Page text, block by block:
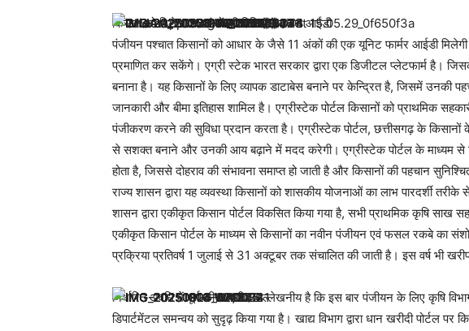
किसान को मिलेगा 11 अंकों की विशिष्ट पहचान आईडी
पंजीयन पश्चात किसानों को आधार के जैसे 11 अंकों की एक यूनिट फार्मर आईडी
प्रमाणित कर सकेंगे। एग्री स्टेक भारत सरकार द्वारा एक डिजीटल प्लेटफार्म है।
बनाना है। यह किसानों के लिए व्यापक डाटाबेस बनाने पर केन्द्रित है, जिसमें उनकी
जानकारी और बीमा इतिहास शामिल है। एग्रीस्टेक पोर्टल किसानों को प्राथमिक
पंजीकरण करने की सुविधा प्रदान करता है। एग्रीस्टेक पोर्टल, छत्तीसगढ़ के
से सशक्त बनाने और उनकी आय बढ़ाने में मदद करेगी। एग्रीस्टेक पोर्टल के माध्यम से
होता है, जिससे दोहराव की संभावना समाप्त हो जाती है और किसानों की पहचान
राज्य शासन द्वारा यह व्यवस्था किसानों को शासकीय योजनाओं का लाभ पारदर्शी
शासन द्वारा एकीकृत किसान पोर्टल विकसित किया गया है, सभी प्राथमिक कृषि साख
एकीकृत किसान पोर्टल के माध्यम से किसानों का नवीन पंजीयन एवं फसल रकबे का
प्रक्रिया प्रतिवर्ष 1 जुलाई से 31 अक्टूबर तक संचालित की जाती है। इस वर्ष भी
निर्धारित अवधि में पूर्ण की जाएगी। उल्लेखनीय है कि इस बार पंजीयन के लिए कृषि
डिपार्टमेंटल समन्वय को सुदृढ़ किया गया है। खाद्य विभाग द्वारा धान खरीदी पोर्टल पर